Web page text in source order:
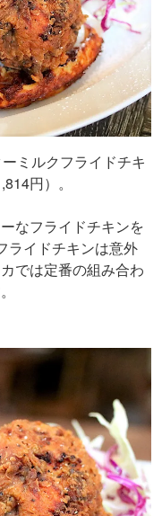
ミルクフライドチキ
円）。
なフライドチキンを
ライドチキンは意外
では定番の組み合わ